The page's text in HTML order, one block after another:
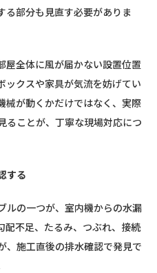
る部分も見直す必要がありま
屋全体に風が届かない設置位置
ックスや家具が気流を妨げてい
械が動くかだけではなく、実際
ることが、丁寧な現場対応につ
する
ルの一つが、室内機からの水漏
配不足、たるみ、つぶれ、接続
、施工直後の排水確認で発見で